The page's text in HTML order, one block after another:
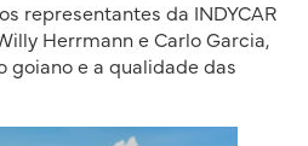
representantes da INDYCAR
Herrmann e Carlo Garcia,
goiano e a qualidade das